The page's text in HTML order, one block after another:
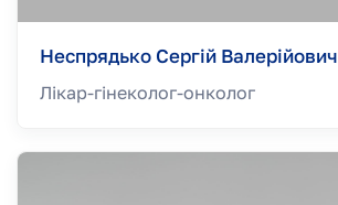
Неспрядько Сергій Валерійович
Лікар-гінеколог-онколог